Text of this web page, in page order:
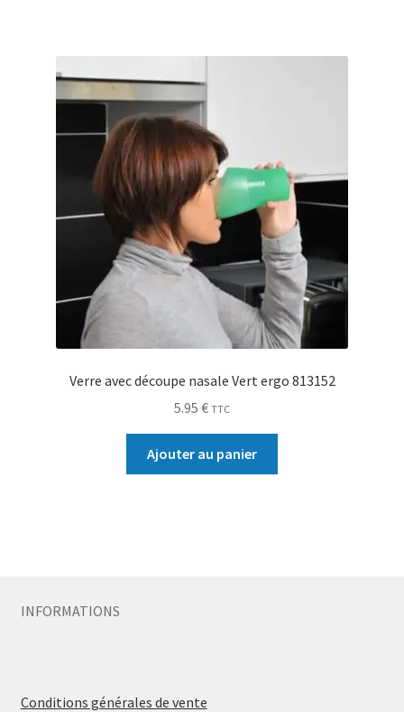
Verre avec découpe nasale Vert ergo 813152
5.95 € TTC
Ajouter au panier
INFORMATIONS
Conditions générales de vente